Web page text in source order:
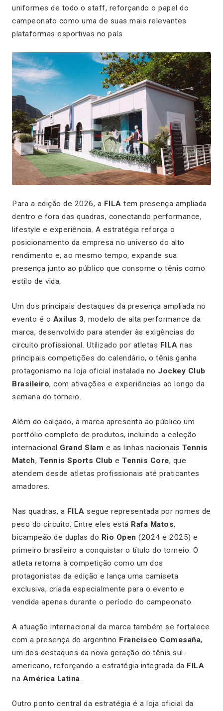
uniformes de todo o staff, reforçando o papel do
campeonato como uma de suas mais relevantes
plataformas esportivas no país.
Para a edição de 2026, a FILA tem presença ampliada
dentro e fora das quadras, conectando performance,
lifestyle e experiência. A estratégia reforça o
posicionamento da empresa no universo do alto
rendimento e, ao mesmo tempo, expande sua
presença junto ao público que consome o tênis como
estilo de vida.
Um dos principais destaques da presença ampliada no
evento é o Axilus 3, modelo de alta performance da
marca, desenvolvido para atender às exigências do
circuito profissional. Utilizado por atletas FILA nas
principais competições do calendário, o tênis ganha
protagonismo na loja oficial instalada no Jockey Club
Brasileiro, com ativações e experiências ao longo da
semana do torneio.
Além do calçado, a marca apresenta ao público um
portfólio completo de produtos, incluindo a coleção
internacional Grand Slam e as linhas nacionais Tennis
Match, Tennis Sports Club e Tennis Core, que
atendem desde atletas profissionais até praticantes
amadores.
Nas quadras, a FILA segue representada por nomes de
peso do circuito. Entre eles está Rafa Matos,
bicampeão de duplas do Rio Open (2024 e 2025) e
primeiro brasileiro a conquistar o título do torneio. O
atleta retorna à competição como um dos
protagonistas da edição e lança uma camiseta
exclusiva, criada especialmente para o evento e
vendida apenas durante o período do campeonato.
A atuação internacional da marca também se fortalece
com a presença do argentino Francisco Comesaña,
um dos destaques da nova geração do tênis sul-
americano, reforçando a estratégia integrada da FILA
na América Latina.
Outro ponto central da estratégia é a loja oficial da